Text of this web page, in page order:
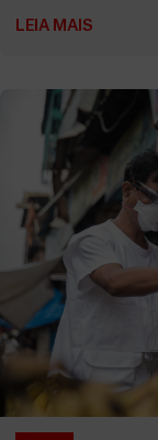
LEIA MAIS